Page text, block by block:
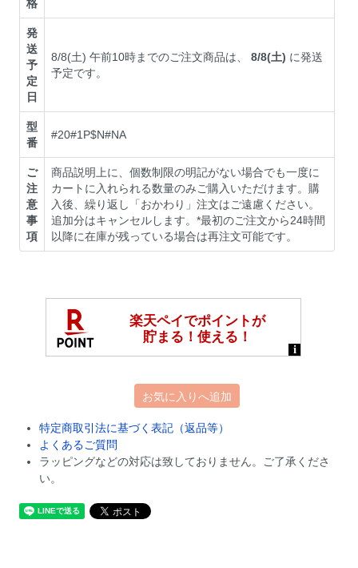
格
発
送
予
定
日
8/8(土) 午前10時までのご注文商品は、8/8(土) に発送
予定です。
型
番
#20#1P$N#NA
ご
注
意
事
項
商品説明上に、個数制限の明記がない場合でも一度に
カートに入れられる数量のみご購入いただけます。購
入後、繰り返し「おかわり」注文はご遠慮ください。
追加分はキャンセルします。*最初のご注文から24時間
以降に在庫が残っている場合は再注文可能です。
お気に入りへ追加
特定商取引法に基づく表記（返品等）
よくあるご質問
ラッピングなどの対応は致しておりません。ご了承くださ
い。